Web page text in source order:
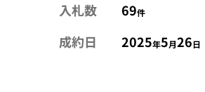
入札数
69件
成約日 2025年5月26日